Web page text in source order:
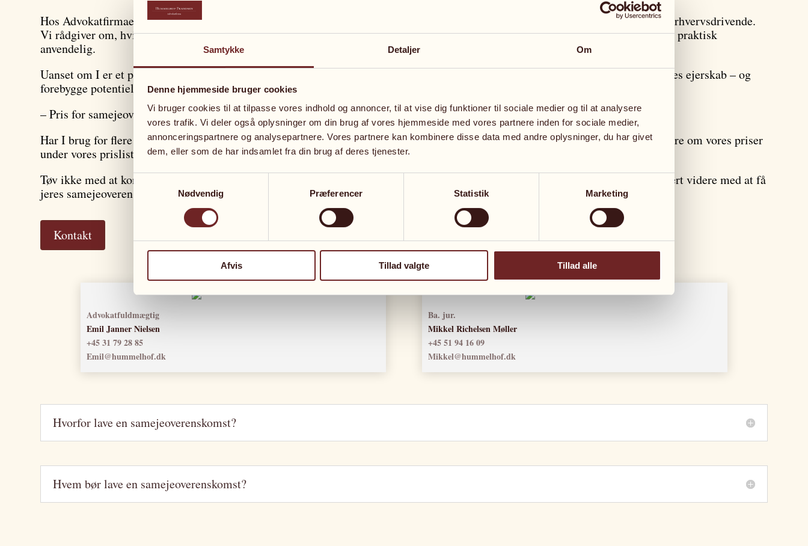
Samtykke Detaljer Om
Denne hjemmeside bruger cookies
Vi bruger cookies til at tilpasse vores indhold og annoncer, til at vise dig funktioner til sociale medier og til at analysere
vores trafik. Vi deler også oplysninger om din brug af vores hjemmeside med vores partnere inden for sociale medier,
annonceringspartnere og analysepartnere. Vores partnere kan kombinere disse data med andre oplysninger, du har givet
dem, eller som de har indsamlet fra din brug af deres tjenester.
Samtykkevalg
Nødvendig
Præferencer Statistik Marketing
Afvis Tillad valgte Tillad alle
Hos Advokatfirmaet Hummelhof Frandsen har vi solid erfaring med udarbejdelse af samejeoverenskomster – både for private og erhvervsdrivende.
Vi rådgiver om, hvilke forhold det er vigtigt at tage højde for i netop jeres situation, og sikrer, at aftalen bliver juridisk holdbar og praktisk
anvendelig.
Uanset om I er et par, venner eller samarbejdspartnere, hjælper vi jer med at skabe trygge og gennemtænkte rammer for jeres fælles ejerskab – og
forebygge potentielle konflikter.
– Pris for samejeoverenskomst: 4.750 kr. (inkl. moms)
Har I brug for flere juridiske dokumenter, tilbyder vi også pakkeløsninger, så I får en samlet og overskuelig løsning. I kan læse mere om vores priser
under vores prisliste.
Tøv ikke med at kontakte os på
– så hjælper vi dig hurtigt og sikkert videre med at få
jeres samejeoverenskomst på plads.
Kontakt
Advokatfuldmægtig
Emil Janner Nielsen
+45 31 79 28 85
Emil@hummelhof.dk
Ba. jur.
Mikkel Richelsen Møller
+45 51 94 16 09
Mikkel@hummelhof.dk
Hvorfor lave en samejeoverenskomst?
Hvem bør lave en samejeoverenskomst?